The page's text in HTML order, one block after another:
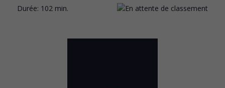
Durée: 102 min.